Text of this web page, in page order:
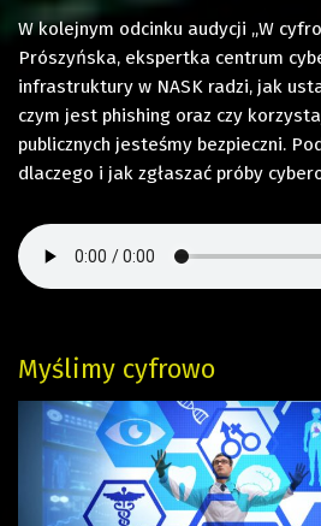
W kolejnym odcinku audycji „W
Prószyńska, ekspertka centrum
infrastruktury w NASK radzi, jak
czym jest phishing oraz czy
publicznych jesteśmy bezpieczni.
dlaczego i jak zgłaszać próby
Myślimy cyfrowo